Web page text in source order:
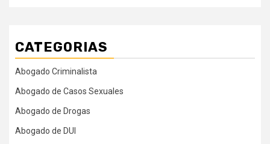
CATEGORIAS
Abogado Criminalista
Abogado de Casos Sexuales
Abogado de Drogas
Abogado de DUI